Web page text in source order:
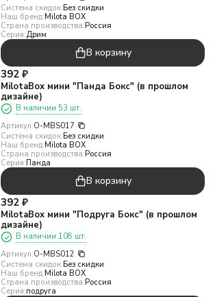
Система скидок:Без скидки
Наш бренд:Milota BOX
Страна производства:Россия
Серия:Дрим
В корзину
392 ₽
MilotaBox мини "Панда Бокс" (в прошлом
дизайне)
В наличии 53 шт.
Артикул:O-MBS017
Система скидок:Без скидки
Наш бренд:Milota BOX
Страна производства:Россия
Серия:Панда
В корзину
392 ₽
MilotaBox мини "Подруга Бокс" (в прошлом
дизайне)
В наличии 108 шт.
Артикул:O-MBS012
Система скидок:Без скидки
Наш бренд:Milota BOX
Страна производства:Россия
Серия:подруга